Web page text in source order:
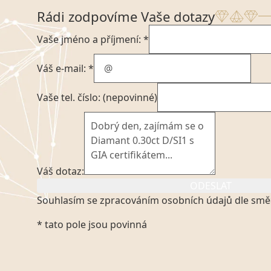
Rádi zodpovíme Vaše dotazy
Vaše jméno a příjmení: *
Váš e-mail: *
Vaše tel. číslo: (nepovinné)
Váš dotaz:
Souhlasím se zpracováním osobních údajů dle
Kliknutím na výše uvedený odkaz, v souladu se
platném znění výslovně souhlasím se zpracováním
* tato pole jsou povinná